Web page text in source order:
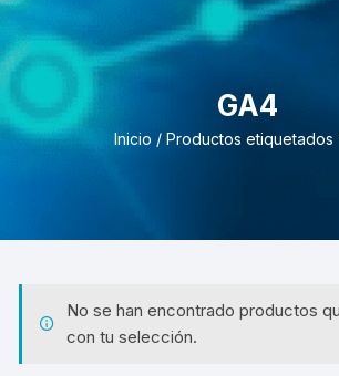
GA4
Inicio / Productos etiquetados
No se han encontrado productos
con tu selección.